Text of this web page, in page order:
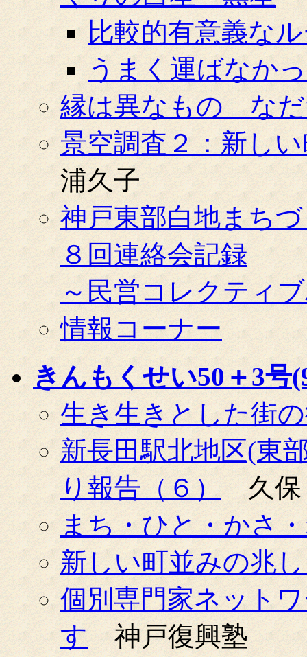
比較的有意義な
うまく運ばなか
縁は異なもの な
景空調査２：新し
浦久子
神戸東部白地まち
８回連絡会記録
～民営コレクティ
情報コーナー
きんもくせい50＋3号
生き生きとした街
新長田駅北地区(東
り報告（６） 久保
まち・ひと・かさ
新しい町並みの兆
個別専門家ネット
す 神戸復興塾